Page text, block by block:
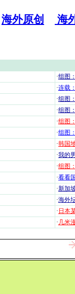
海外原创
海
·组图
·连载
·组图
·组图
·组图
·组图
·韩国
·我的
·组图
·看看
·新加
·海外
· 日本
· 几米